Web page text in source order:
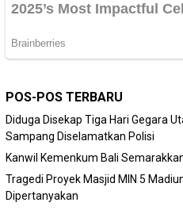
POS-POS TERBARU
Diduga Disekap Tiga Hari Gegara
Sampang Diselamatkan Polisi
Kanwil Kemenkum Bali
Tragedi Proyek Masjid MIN 5
Dipertanyakan